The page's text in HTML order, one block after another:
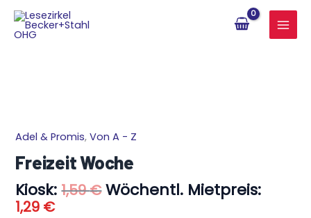
Zum
Inhalt
springen
Adel & Promis,Von A - Z
Freizeit Woche
Kiosk: 1,59€
Ursprünglicher
Preis
war:
1,59 €
Wöchentl. Mietpreis:
1,29 €
Aktueller
Preis
ist:
1,29 €.
Freizeit
Woche
Menge